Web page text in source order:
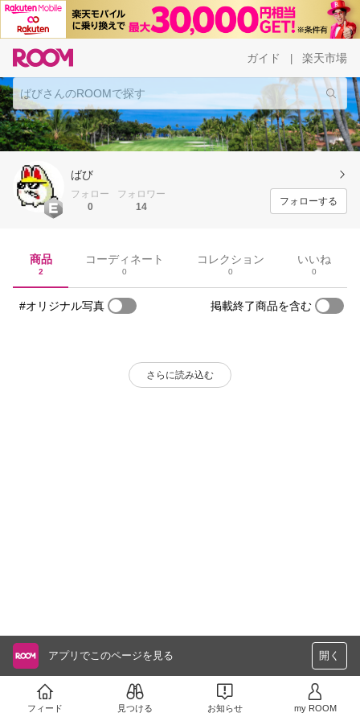
ガイド 楽天市場
ばび
フォロー
0
フォロワー
14
フォローする
商品
2
コーディネート
0
コレクション
0
いいね
0
#オリジナル写真 掲載終了商品を含む
さらに読み込む
アプリでこのページを見る 開く
フィード 見つける お知らせ my ROOM